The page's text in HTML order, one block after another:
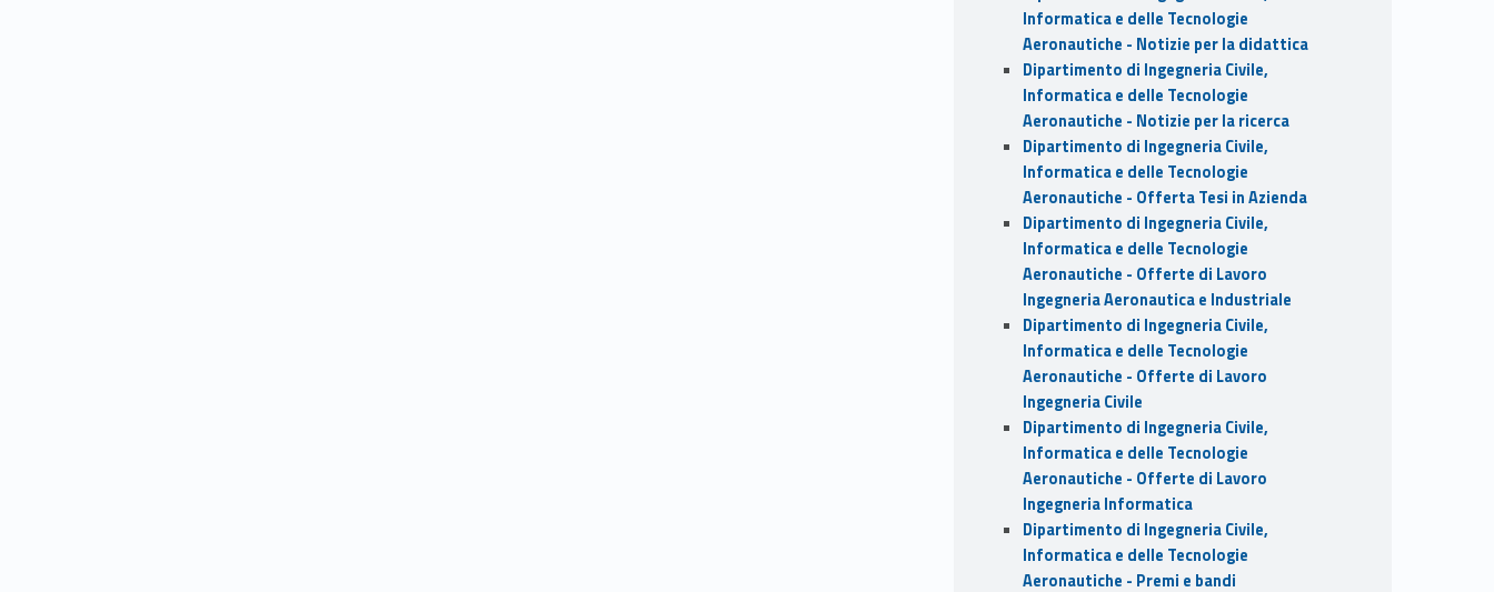
Informatica e delle Tecnologie
Aeronautiche - Notizie per la didattica
Dipartimento di Ingegneria Civile,
Informatica e delle Tecnologie
Aeronautiche - Notizie per la ricerca
Dipartimento di Ingegneria Civile,
Informatica e delle Tecnologie
Aeronautiche - Offerta Tesi in Azienda
Dipartimento di Ingegneria Civile,
Informatica e delle Tecnologie
Aeronautiche - Offerte di Lavoro
Ingegneria Aeronautica e Industriale
Dipartimento di Ingegneria Civile,
Informatica e delle Tecnologie
Aeronautiche - Offerte di Lavoro
Ingegneria Civile
Dipartimento di Ingegneria Civile,
Informatica e delle Tecnologie
Aeronautiche - Offerte di Lavoro
Ingegneria Informatica
Dipartimento di Ingegneria Civile,
Informatica e delle Tecnologie
Aeronautiche - Premi e bandi